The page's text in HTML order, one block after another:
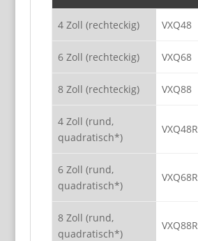
4 Zoll (rechteckig) VXQ48
6 Zoll (rechteckig) VXQ68
8 Zoll (rechteckig) VXQ88
4 Zoll (rund,
quadratisch*)
VXQ48R
6 Zoll (rund,
quadratisch*)
VXQ68R
8 Zoll (rund,
quadratisch*)
VXQ88R